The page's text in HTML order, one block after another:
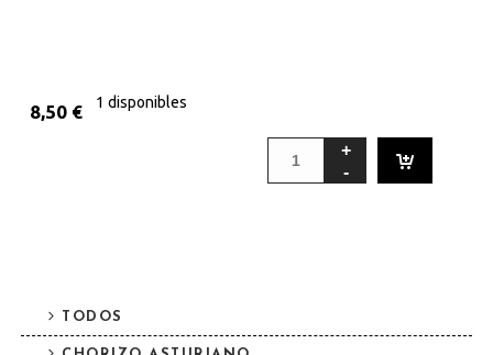
8,50 € 1 disponibles
TODOS